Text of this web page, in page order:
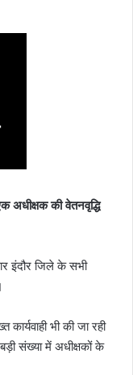
की वेतनवृद्धि
इंदौर जिले के सभी
भी की जा रही
संख्या में अधीक्षकों के